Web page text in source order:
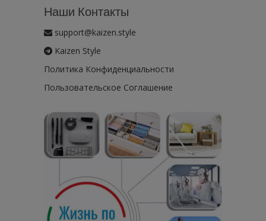
Наши Контакты
support@kaizen.style
Kaizen Style
Политика Конфиденциальности
Пользовательское Соглашение